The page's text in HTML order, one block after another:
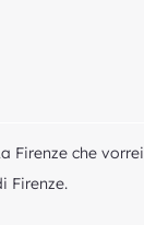
Firenze che vorrei
Firenze.